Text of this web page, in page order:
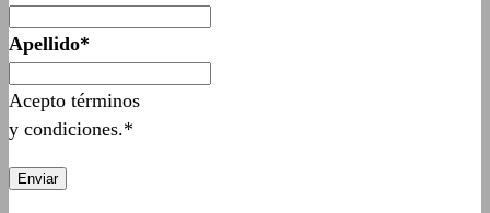
Apellido*
Acepto términos
y condiciones.*